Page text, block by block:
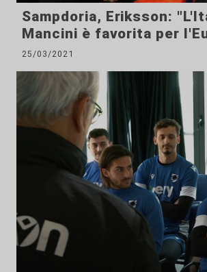
Sampdoria, Eriksson:
Mancini è favorita per
25/03/2021